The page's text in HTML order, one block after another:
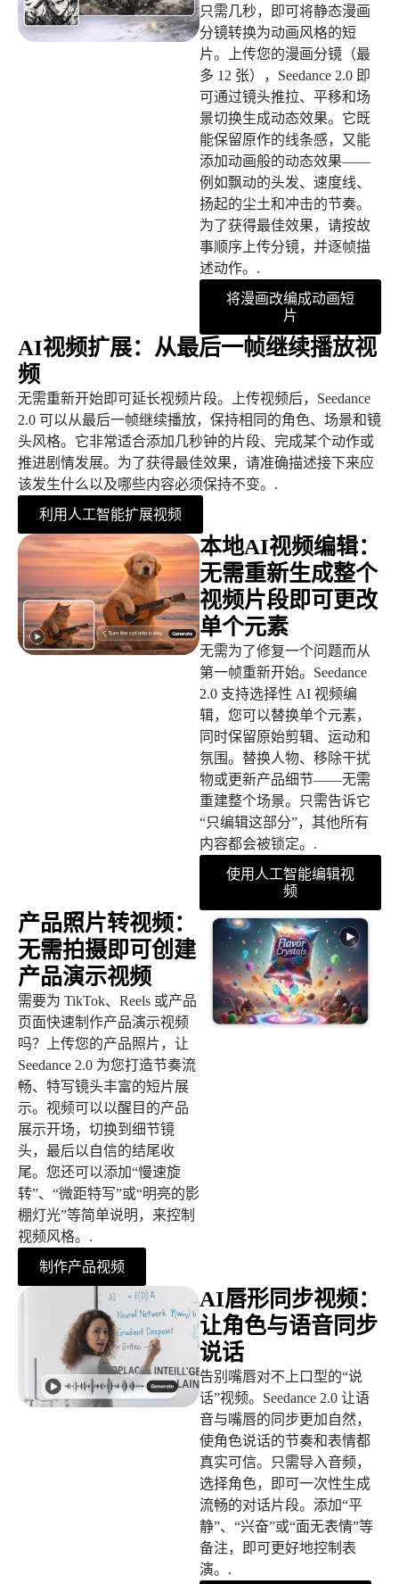
只需几秒，即可将静态漫画
分镜转换为动画风格的短
片。上传您的漫画分镜（最
多 12 张），Seedance 2.0 即
可通过镜头推拉、平移和场
景切换生成动态效果。它既
能保留原作的线条感，又能
添加动画般的动态效果——
例如飘动的头发、速度线、
扬起的尘土和冲击的节奏。
为了获得最佳效果，请按故
事顺序上传分镜，并逐帧描
述动作。.
将漫画改编成动画短
片
AI视频扩展：从最后一帧继续播放视
频
无需重新开始即可延长视频片段。上传视频后，Seedance
2.0 可以从最后一帧继续播放，保持相同的角色、场景和镜
头风格。它非常适合添加几秒钟的片段、完成某个动作或
推进剧情发展。为了获得最佳效果，请准确描述接下来应
该发生什么以及哪些内容必须保持不变。.
利用人工智能扩展视频
本地AI视频编辑：
无需重新生成整个
视频片段即可更改
单个元素
无需为了修复一个问题而从
第一帧重新开始。Seedance
2.0 支持选择性 AI 视频编
辑，您可以替换单个元素，
同时保留原始剪辑、运动和
氛围。替换人物、移除干扰
物或更新产品细节——无需
重建整个场景。只需告诉它
“只编辑这部分”，其他所有
内容都会被锁定。.
使用人工智能编辑视
频
产品照片转视频：
无需拍摄即可创建
产品演示视频
需要为 TikTok、Reels 或产品
页面快速制作产品演示视频
吗？上传您的产品照片，让
Seedance 2.0 为您打造节奏流
畅、特写镜头丰富的短片展
示。视频可以以醒目的产品
展示开场，切换到细节镜
头，最后以自信的结尾收
尾。您还可以添加“慢速旋
转”、“微距特写”或“明亮的影
棚灯光”等简单说明，来控制
视频风格。.
制作产品视频
AI唇形同步视频：
让角色与语音同步
说话
告别嘴唇对不上口型的“说
话”视频。Seedance 2.0 让语
音与嘴唇的同步更加自然，
使角色说话的节奏和表情都
真实可信。只需导入音频，
选择角色，即可一次性生成
流畅的对话片段。添加“平
静”、“兴奋”或“面无表情”等
备注，即可更好地控制表
演。.